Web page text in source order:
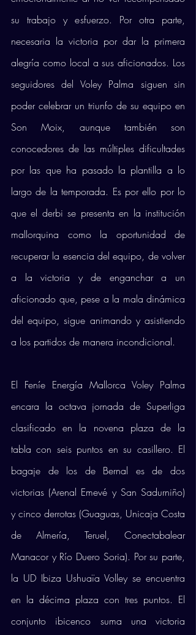
su trabajo y esfuerzo. Por otra parte,
necesaria la victoria por dar la primera
alegría como local a sus aficionados. Los
seguidores del Voley Palma siguen sin
poder celebrar un triunfo de su equipo en
Son Moix, aunque también son
conocedores de las múltiples dificultades
por las que ha pasado la plantilla a lo
largo de la temporada. Es por ello por lo
que el derbi se presenta en la institución
mallorquina como la oportunidad de
recuperar la esencia del equipo, de volver
a la victoria y de enganchar a un
aficionado que, pese a la mala dinámica
del equipo, sigue animando y asistiendo
a los partidos de manera incondicional.
El Feníe Energía Mallorca Voley Palma
encara la octava jornada de Superliga
clasificado en la novena plaza de la
tabla con seis puntos en su casillero. El
bagaje de los de Bernal es de dos
victorias (Arenal Emevé y San Sadurniño)
y cinco derrotas (Guaguas, Unicaja Costa
de Almería, Teruel, Conectabalear
Manacor y Río Duero Soria). Por su parte,
la UD Ibiza Ushuaïa Volley se encuentra
en la décima plaza con tres puntos. El
conjunto ibicenco suma una victoria